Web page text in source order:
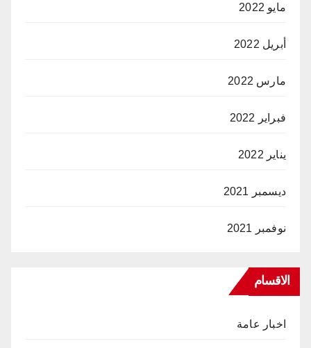
مايو 2022
أبريل 2022
مارس 2022
فبراير 2022
يناير 2022
ديسمبر 2021
نوفمبر 2021
الاقسام
اخبار عامة